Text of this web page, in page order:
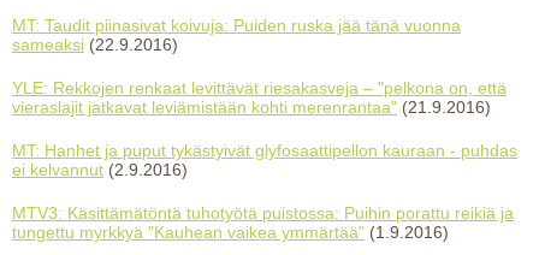
MT: Taudit piinasivat koivuja: Puiden ruska jää tänä vuonna
sameaksi (22.9.2016)
YLE: Rekkojen renkaat levittävät riesakasveja – "pelkona on, että
vieraslajit jatkavat leviämistään kohti merenrantaa" (21.9.2016)
MT: Hanhet ja puput tykästyivät glyfosaattipellon kauraan - puhdas
ei kelvannut (2.9.2016)
MTV3: Käsittämätöntä tuhotyötä puistossa: Puihin porattu reikiä ja
tungettu myrkkyä "Kauhean vaikea ymmärtää" (1.9.2016)